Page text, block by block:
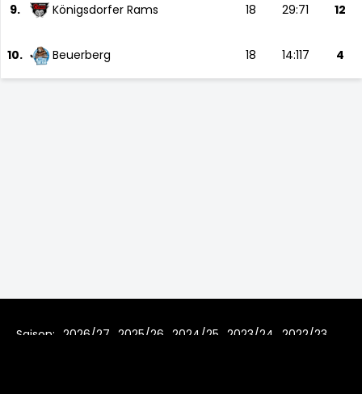
9. Königsdorfer Rams 18 29:71 12
10. Beuerberg 18 14:117 4
Saison: 2026/27 2025/26 2024/25 2023/24
2022/23